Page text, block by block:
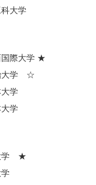
大学
際大学 ★
学 ☆
学
学
学 ★